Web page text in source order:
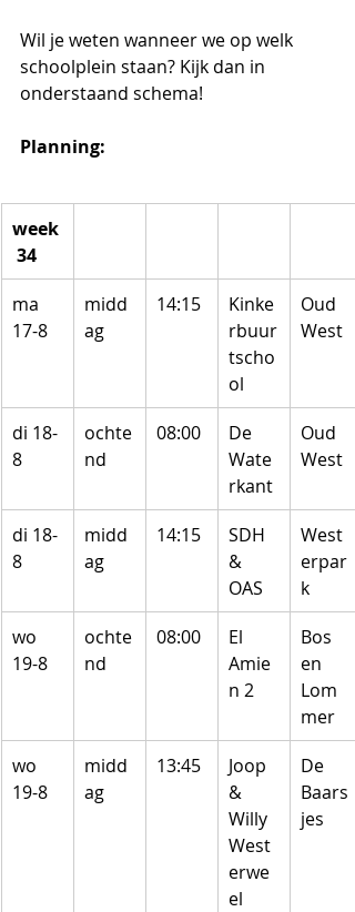
Wil je weten wanneer we op welk
schoolplein staan? Kijk dan in
onderstaand schema!
Planning:
week
34
ma
17-8
midd
ag
14:15
Kinke
rbuur
tscho
ol
Oud
West
di 18-
8
ochte
nd
08:00
De
Wate
rkant
Oud
West
di 18-
8
midd
ag
14:15
SDH
&
OAS
West
erpar
k
wo
19-8
ochte
nd
08:00
El
Amie
n 2
Bos
en
Lom
mer
wo
19-8
midd
ag
13:45
Joop
&
Willy
West
erwe
el
De
Baars
jes